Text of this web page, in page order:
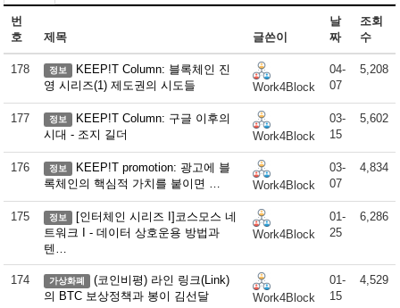
번
호
제목 글쓴이
날
짜
조회
수
178 정보
KEEP!T Column: 블록체인 진
영 시리즈(1) 제도권의 시도들
Work4Block
04-
07
5,208
177 정보
KEEP!T Column: 구글 이후의
시대 - 조지 길더
Work4Block
03-
15
5,602
176 정보
KEEP!T promotion: 광고에 블
록체인의 핵심적 가치를 붙이면 …
Work4Block
03-
07
4,834
175 정보
[인터체인 시리즈 I]코스모스 네
트워크 I - 데이터 상호운용 방법과
텐…
Work4Block
01-
25
6,286
174 가상화폐
(코인비평) 라인 링크(Link)
의 BTC 보상정책과 봉이 김선달
Work4Block
01-
15
4,529